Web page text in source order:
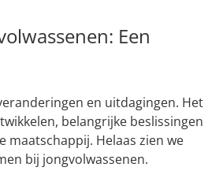
Een
en uitdagingen. Het
belangrijke beslissingen
maatschappij. Helaas zien we
bij jongvolwassenen.